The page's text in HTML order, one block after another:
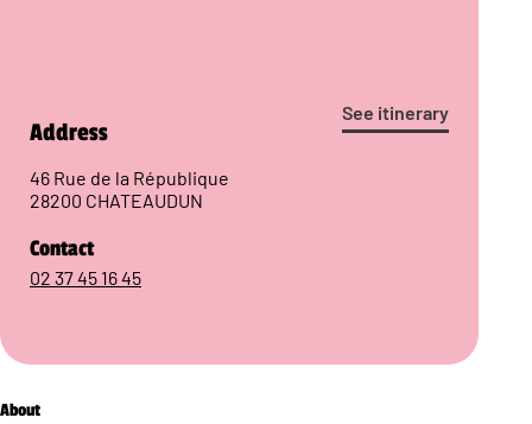
See itinerary
Address
46 Rue de la République
28200 CHATEAUDUN
Contact
02 37 45 16 45
About